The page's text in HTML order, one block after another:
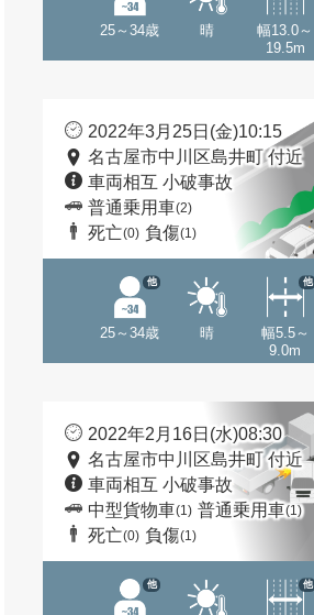
25～34歳 晴
幅13.0～
19.5m
2022年3月25日(金)10:15
名古屋市中川区島井町 付近
車両相互 小破事故
普通乗用車(2)
死亡(0) 負傷(1)
25～34歳
他
晴
幅5.5～
9.0m
他
2022年2月16日(水)08:30
名古屋市中川区島井町 付近
車両相互 小破事故
中型貨物車(1) 普通乗用車(1)
死亡(0) 負傷(1)
他 他